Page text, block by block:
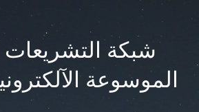
شبكة التشريعات
الموسوعة